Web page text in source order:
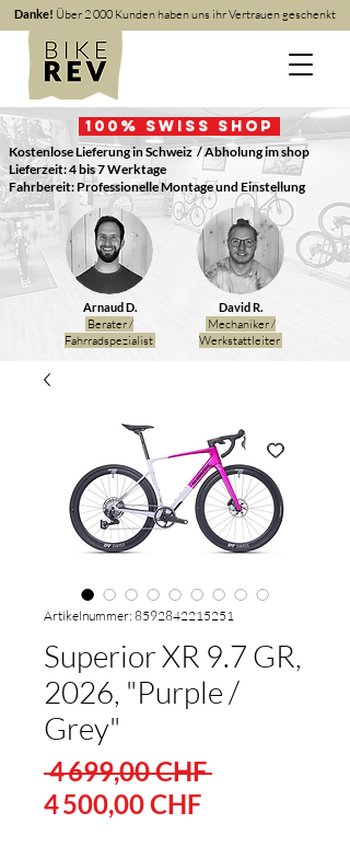
Danke! Über 2 000 Kunden haben uns ihr Vertrauen geschenkt
100 % Swiss Shop
Kostenlose Lieferung in Schweiz / Abholung im shop
Lieferzeit: 4 bis 7 Werktage
Fahrbereit: Professionelle Montage und Einstellung
Arnaud D.
Berater /
Fahrradspezialist
David R.
Mechaniker /
Werkstattleiter
Artikelnummer: 8592842215251
Superior XR 9.7 GR,
2026, "Purple /
Grey"
4 699,00 CHF
4 500,00 CHFSale-